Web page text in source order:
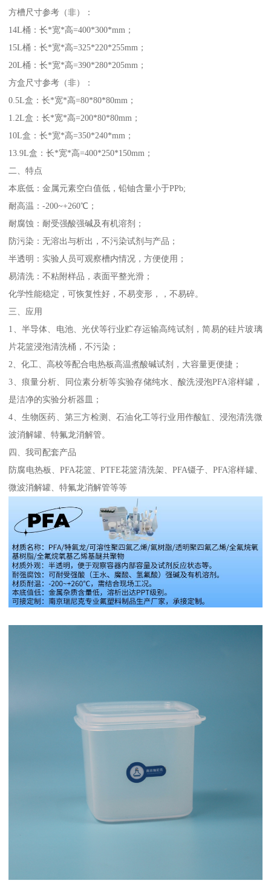
方槽尺寸参考（非）：
14L桶：长*宽*高=400*300*mm；
15L桶：长*宽*高=325*220*255mm；
20L桶：长*宽*高=390*280*205mm；
方盒尺寸参考（非）：
0.5L盒：长*宽*高=80*80*80mm；
1.2L盒：长*宽*高=200*80*80mm；
10L盒：长*宽*高=350*240*mm；
13.9L盒：长*宽*高=400*250*150mm；
二、特点
本底低：金属元素空白值低，铅铀含量小于PPb;
耐高温：-200~+260℃；
耐腐蚀：耐受强酸强碱及有机溶剂；
防污染：无溶出与析出，不污染试剂与产品；
半透明：实验人员可观察槽内情况，方便使用；
易清洗：不粘附样品，表面平整光滑；
化学性能稳定，可恢复性好，不易变形，，不易碎。
三、应用
1、半导体、电池、光伏等行业贮存运输高纯试剂，简易的硅片玻璃
片花篮浸泡清洗桶，不污染；
2、化工、高校等配合电热板高温煮酸碱试剂，大容量更便捷；
3、痕量分析、同位素分析等实验存储纯水、酸洗浸泡PFA溶样罐，
是洁净的实验分析器皿；
4、生物医药、第三方检测、石油化工等行业用作酸缸、浸泡清洗微
波消解罐、特氟龙消解管。
四、我司配套产品
防腐电热板、PFA花篮、PTFE花篮清洗架、PFA镊子、PFA溶样罐、
微波消解罐、特氟龙消解管等等